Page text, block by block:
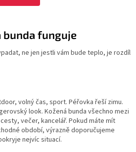
bunda funguje
ne jen jestli vám bude teplo, je rozdíl
volný čas, sport. Péřovka řeší zimu.
look. Kožená bunda všechno mezi
večer, kancelář. Pokud máte mít
období, výrazně doporučujeme
nejvíc situací.